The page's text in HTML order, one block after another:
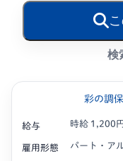
検
彩の調
給与 時給 1,200
雇用形態 パート・ア